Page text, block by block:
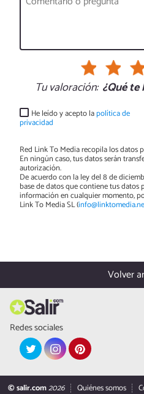
Tu valoración: ¿Qué te
He leído y acepto lapolítica de
privacidad
Red Link To Media recopila los datos
En ningún caso, tus datos serán
autorización.
De acuerdo con la ley del 8 de
base de datos que contiene tus datos
información en cualquier momento,
Link To Media SL (
Volver
Redes sociales
© salir.com2026 Quiénes somos